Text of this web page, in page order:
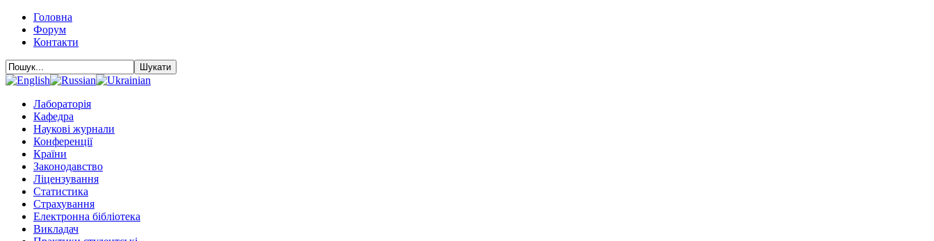
Головна
Форум
Контакти
Лабораторія
Кафедра
Наукові журнали
Конференції
Країни
Законодавство
Ліцензування
Статистика
Страхування
Електронна бібліотека
Викладач